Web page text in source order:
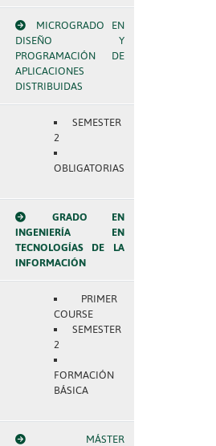
MICROGRADO EN
DISEÑO Y
PROGRAMACIÓN DE
APLICACIONES
DISTRIBUIDAS
SEMESTER
2
OBLIGATORIAS
GRADO EN
INGENIERÍA EN
TECNOLOGÍAS DE LA
INFORMACIÓN
PRIMER
COURSE
SEMESTER
2
FORMACIÓN
BÁSICA
MÁSTER